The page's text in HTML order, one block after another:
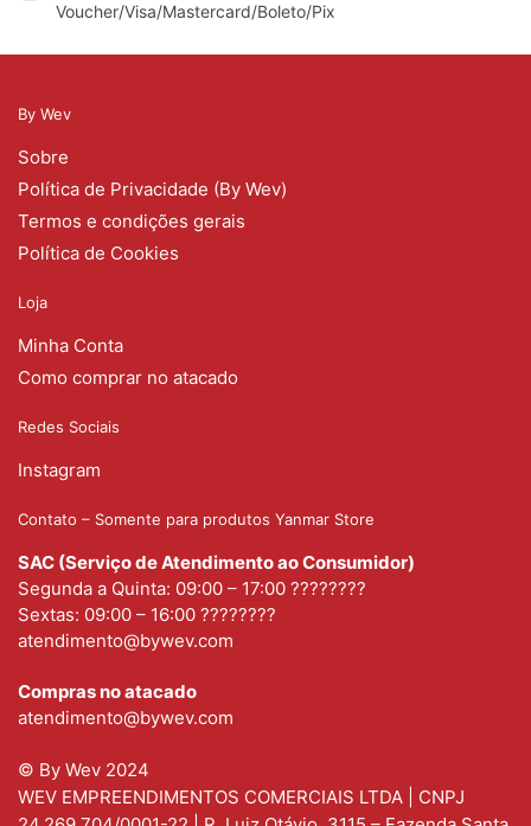
Voucher/Visa/Mastercard/Boleto/Pix
By Wev
Sobre
Política de Privacidade (By Wev)
Termos e condições gerais
Política de Cookies
Loja
Minha Conta
Como comprar no atacado
Redes Sociais
Instagram
Contato – Somente para produtos Yanmar Store
SAC (Serviço de Atendimento ao Consumidor)
Segunda a Quinta: 09:00 – 17:00 ????????
Sextas: 09:00 – 16:00 ????????
atendimento@bywev.com
Compras no atacado
atendimento@bywev.com
© By Wev 2024
WEV EMPREENDIMENTOS COMERCIAIS LTDA | CNPJ